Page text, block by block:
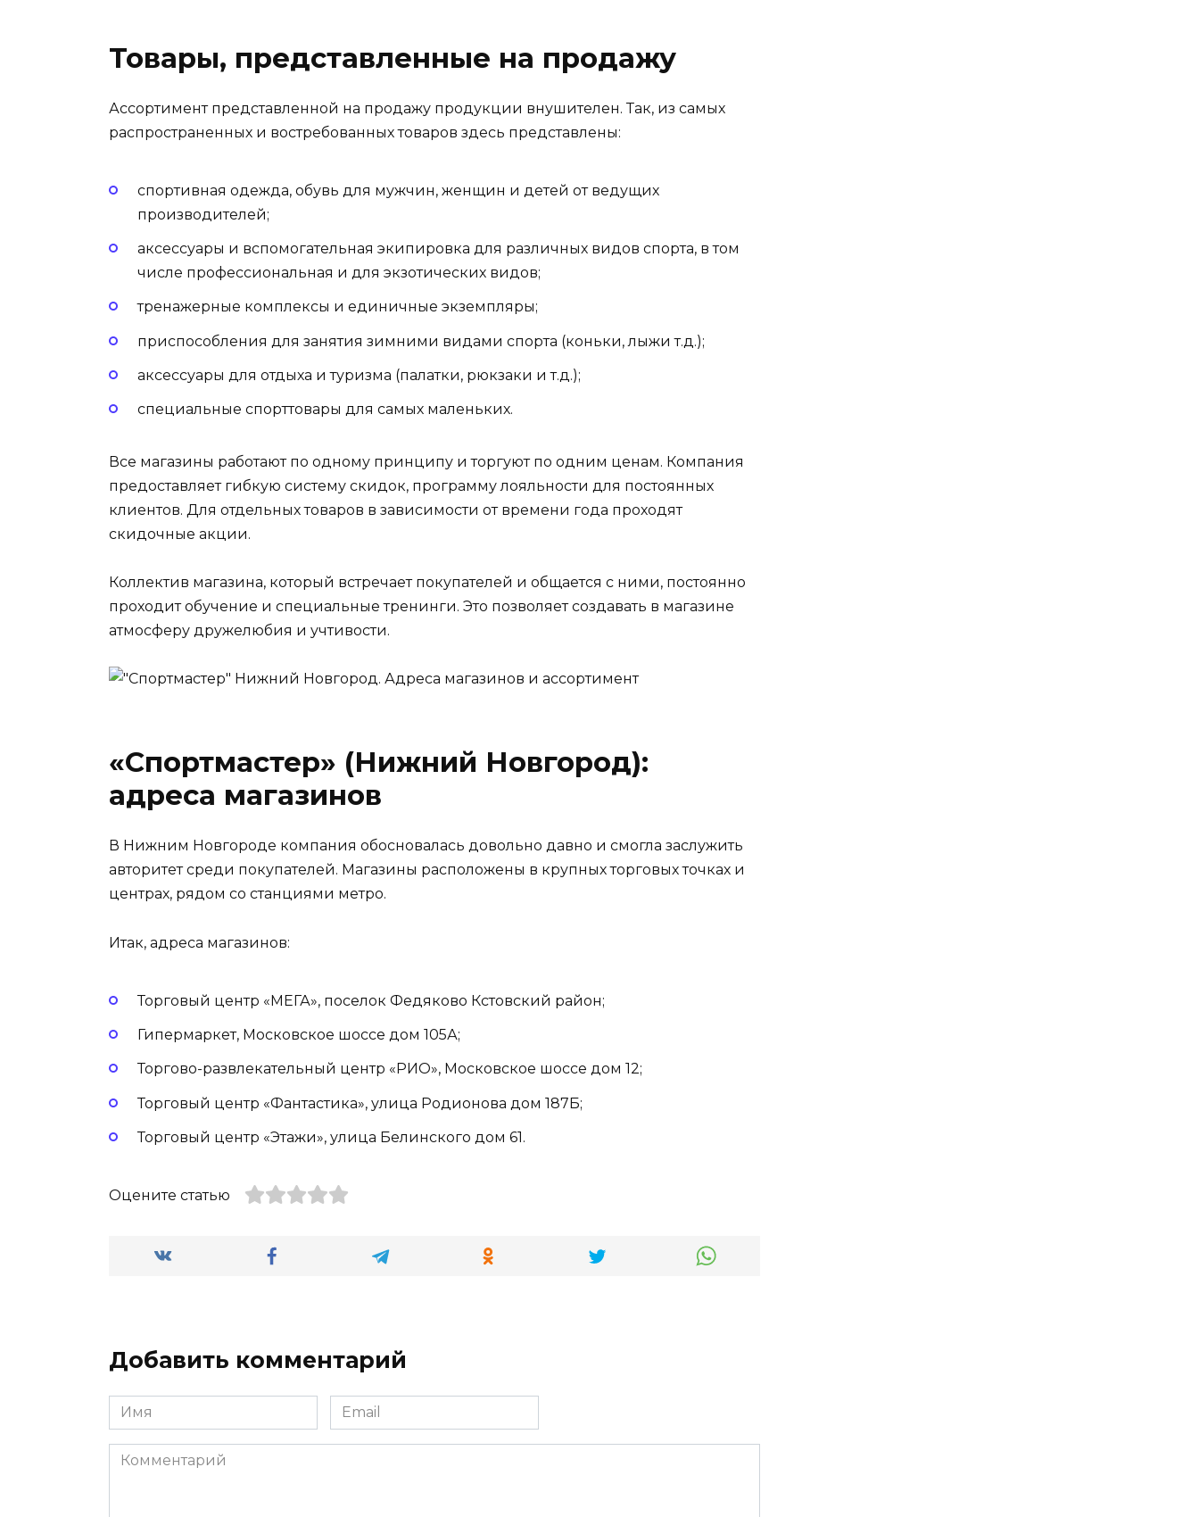
Товары, представленные на продажу
Ассортимент представленной на продажу продукции внушителен. Так, из самых
распространенных и востребованных товаров здесь представлены:
спортивная одежда, обувь для мужчин, женщин и детей от ведущих
производителей;
аксессуары и вспомогательная экипировка для различных видов спорта, в том
числе профессиональная и для экзотических видов;
тренажерные комплексы и единичные экземпляры;
приспособления для занятия зимними видами спорта (коньки, лыжи т.д.);
аксессуары для отдыха и туризма (палатки, рюкзаки и т.д.);
специальные спорттовары для самых маленьких.
Все магазины работают по одному принципу и торгуют по одним ценам. Компания
предоставляет гибкую систему скидок, программу лояльности для постоянных
клиентов. Для отдельных товаров в зависимости от времени года проходят
скидочные акции.
Коллектив магазина, который встречает покупателей и общается с ними, постоянно
проходит обучение и специальные тренинги. Это позволяет создавать в магазине
атмосферу дружелюбия и учтивости.
«Спортмастер» (Нижний Новгород):
адреса магазинов
В Нижним Новгороде компания обосновалась довольно давно и смогла заслужить
авторитет среди покупателей. Магазины расположены в крупных торговых точках и
центрах, рядом со станциями метро.
Итак, адреса магазинов:
Торговый центр «МЕГА», поселок Федяково Кстовский район;
Гипермаркет, Московское шоссе дом 105А;
Торгово-развлекательный центр «РИО», Московское шоссе дом 12;
Торговый центр «Фантастика», улица Родионова дом 187Б;
Торговый центр «Этажи», улица Белинского дом 61.
Оцените статью
Добавить комментарий
Имя
*
Email
*
Комментарий